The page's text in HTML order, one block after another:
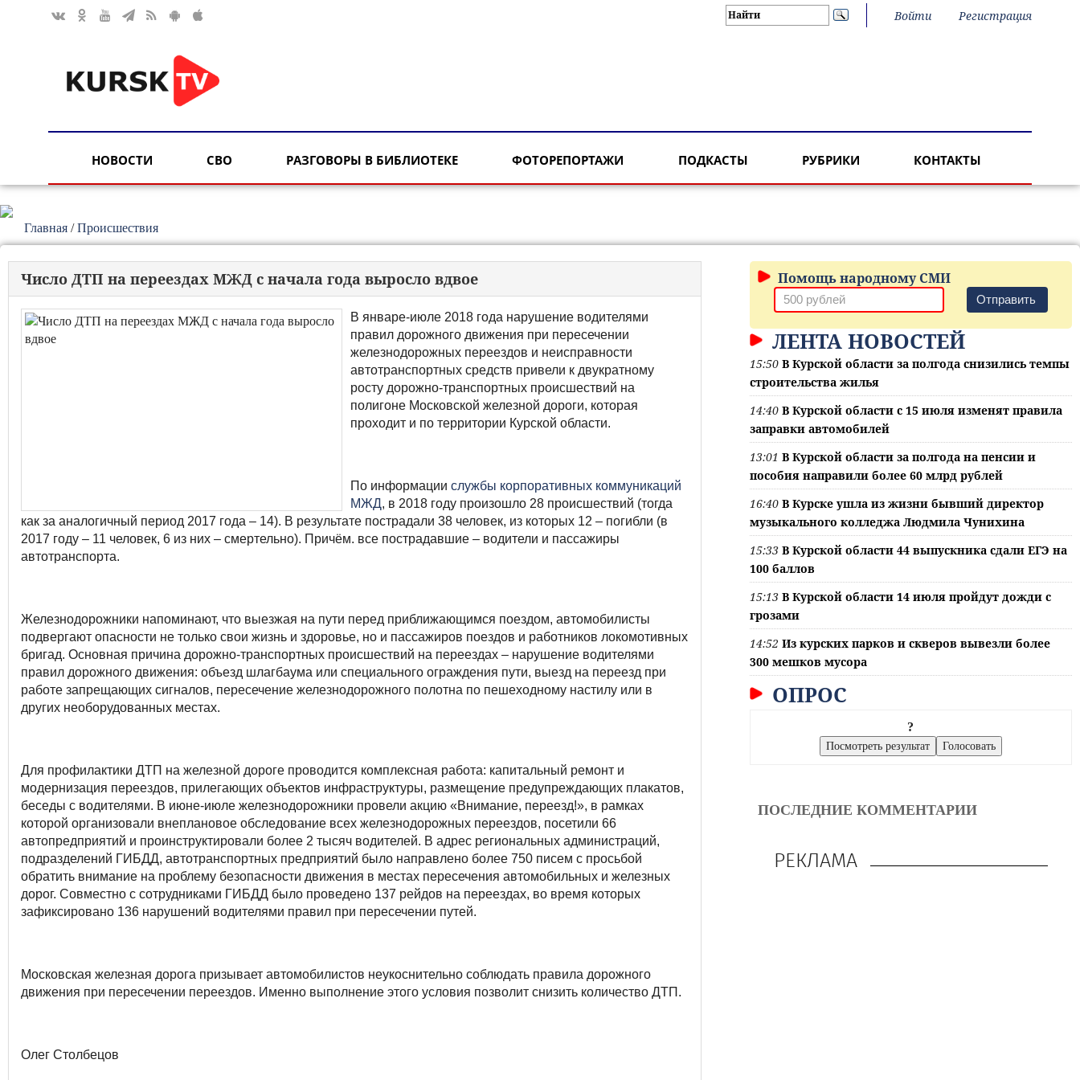
Войти Регистрация
НОВОСТИ СВО РАЗГОВОРЫ В БИБЛИОТЕКЕ ФОТОРЕПОРТАЖИ ПОДКАСТЫ РУБРИКИ КОНТАКТЫ
Главная /Происшествия
Число ДТП на переездах МЖД с начала года выросло вдвое
В январе-июле 2018 года нарушение водителями
правил дорожного движения при пересечении
железнодорожных переездов и неисправности
автотранспортных средств привели к двукратному
росту дорожно-транспортных происшествий на
полигоне Московской железной дороги, которая
проходит и по территории Курской области.
По информации службы корпоративных коммуникаций
МЖД, в 2018 году произошло 28 происшествий (тогда
как за аналогичный период 2017 года – 14). В результате пострадали 38 человек, из которых 12 – погибли (в
2017 году – 11 человек, 6 из них – смертельно). Причём. все пострадавшие – водители и пассажиры
автотранспорта.
Железнодорожники напоминают, что выезжая на пути перед приближающимся поездом, автомобилисты
подвергают опасности не только свои жизнь и здоровье, но и пассажиров поездов и работников локомотивных
бригад. Основная причина дорожно-транспортных происшествий на переездах – нарушение водителями
правил дорожного движения: объезд шлагбаума или специального ограждения пути, выезд на переезд при
работе запрещающих сигналов, пересечение железнодорожного полотна по пешеходному настилу или в
других необорудованных местах.
Для профилактики ДТП на железной дороге проводится комплексная работа: капитальный ремонт и
модернизация переездов, прилегающих объектов инфраструктуры, размещение предупреждающих плакатов,
беседы с водителями. В июне-июле железнодорожники провели акцию «Внимание, переезд!», в рамках
которой организовали внеплановое обследование всех железнодорожных переездов, посетили 66
автопредприятий и проинструктировали более 2 тысяч водителей. В адрес региональных администраций,
подразделений ГИБДД, автотранспортных предприятий было направлено более 750 писем с просьбой
обратить внимание на проблему безопасности движения в местах пересечения автомобильных и железных
дорог. Совместно с сотрудниками ГИБДД было проведено 137 рейдов на переездах, во время которых
зафиксировано 136 нарушений водителями правил при пересечении путей.
Московская железная дорога призывает автомобилистов неукоснительно соблюдать правила дорожного
движения при пересечении переездов. Именно выполнение этого условия позволит снизить количество ДТП.
Олег Столбецов
Помощь народному СМИ
Отправить
ЛЕНТА НОВОСТЕЙ
15:50 В Курской области за полгода снизились темпы
строительства жилья
14:40 В Курской области с 15 июля изменят правила
заправки автомобилей
13:01 В Курской области за полгода на пенсии и
пособия направили более 60 млрд рублей
16:40 В Курске ушла из жизни бывший директор
музыкального колледжа Людмила Чунихина
15:33 В Курской области 44 выпускника сдали ЕГЭ на
100 баллов
15:13 В Курской области 14 июля пройдут дожди с
грозами
14:52 Из курских парков и скверов вывезли более
300 мешков мусора
ОПРОС
?
ПОСЛЕДНИЕ КОММЕНТАРИИ
РЕКЛАМА